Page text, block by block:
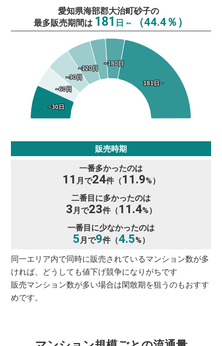
愛知県海部郡大治町砂子の
最多販売期間は 181 日 ~ （44.4％）
~30日
~30日
~60日
~60日
~90日
~90日
~120日
~120日
~180日
~180日
181日~
181日~
販売時期
一番多かったのは
11 月で24件（11.9%）
二番目に多かったのは
3月で23件（11.4%）
一番目に少なかったのは
5月で9件（4.5%）
同一エリア内で同時に販売されているマンション数が多
ければ、どうしても値下げ競争になりがちです
販売マンション数が多い場合は閑散期を狙うのもおすす
めです。